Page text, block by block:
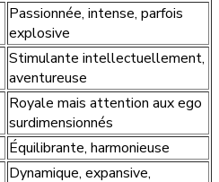
Passionnée, intense, parfois
explosive
Stimulante intellectuellement,
aventureuse
Royale mais attention aux ego
surdimensionnés
Équilibrante, harmonieuse
Dynamique, expansive,